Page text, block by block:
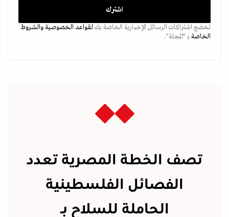
تخضع اشتراكات الرسائل الإخبارية الخاصة بكلقواعد الخصوصيةوالشروط
الخاصة بـ “المجلة".
تصف الخطة المصرية تعدد
الفصائل الفلسطينية
الحاملة للسلاح بـ